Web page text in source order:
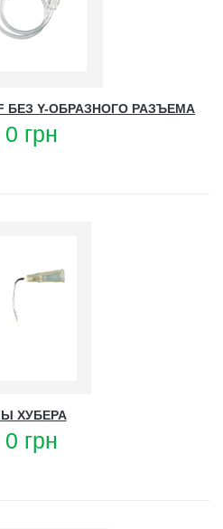
БЕЗ Y-ОБРАЗНОГО РАЗЪЕМА
0 грн
ХУБЕРА
0 грн